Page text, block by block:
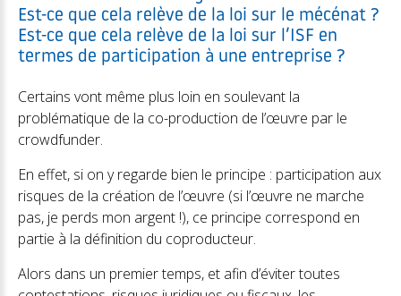
Est-ce que cela relève de la loi sur le mécénat ?
Est-ce que cela relève de la loi sur l’ISF en
termes de participation à une entreprise ?
Certains vont même plus loin en soulevant la
problématique de la co-production de l’œuvre par le
crowdfunder.
En effet, si on y regarde bien le principe : participation aux
risques de la création de l’œuvre (si l’œuvre ne marche
pas, je perds mon argent !), ce principe correspond en
partie à la définition du coproducteur.
Alors dans un premier temps, et afin d’éviter toutes